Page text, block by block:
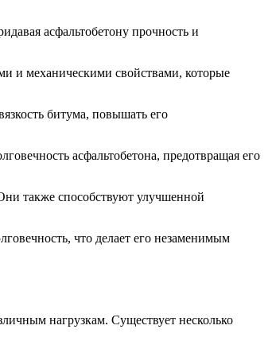
асфальтобетону прочность и
и механическими свойствами, которые
битума, повышать его
асфальтобетона, предотвращая его
также способствуют улучшенной
что делает его незаменимым
нагрузкам. Существует несколько